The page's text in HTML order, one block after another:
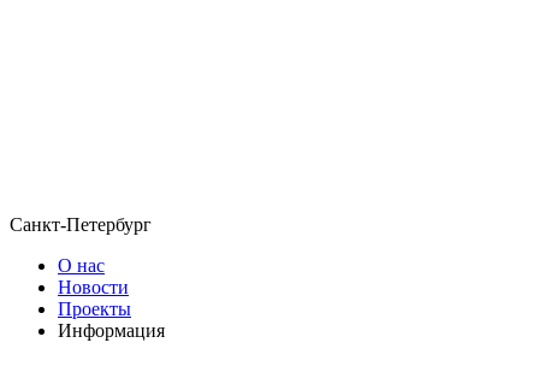
Санкт-Петербург
О нас
Новости
Проекты
Информация